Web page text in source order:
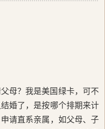
母？我是美国绿卡，可不
婚了，是按哪个排期来计
请直系亲属，如父母、子